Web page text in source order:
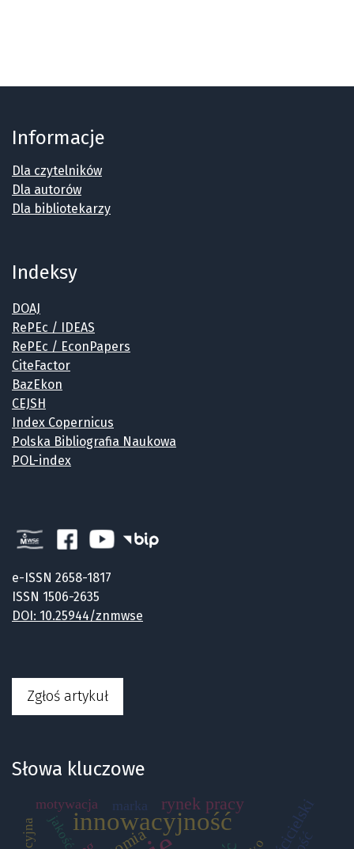
Informacje
Dla czytelników
Dla autorów
Dla bibliotekarzy
Indeksy
DOAJ
RePEc / IDEAS
RePEc / EconPapers
CiteFactor
BazEkon
CEJSH
Index Copernicus
Polska Bibliografia Naukowa
POL-index
e-ISSN 2658-1817
ISSN 1506-2635
DOI: 10.25944/znmwse
Zgłoś artykuł
Słowa kluczowe
innowacyjność
rynek pracy
marka
motywacja
jakość